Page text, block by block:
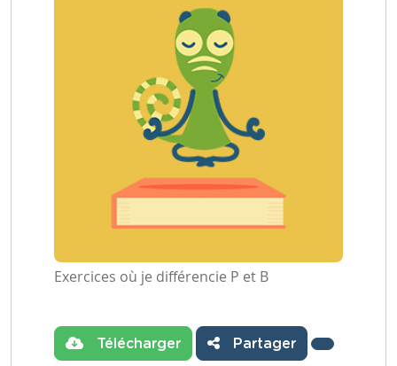
Exercices où je différencie P et B
Télécharger Partager